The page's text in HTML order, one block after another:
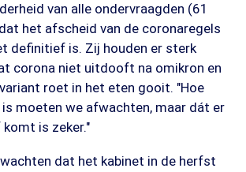
van alle ondervraagden (61
het afscheid van de coronaregels
definitief is. Zij houden er sterk
corona niet uitdooft na omikron en
roet in het eten gooit. "Hoe
moeten we afwachten, maar dát er
is zeker."
dat het kabinet in de herfst